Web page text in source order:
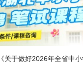
关于做好2026年全省中